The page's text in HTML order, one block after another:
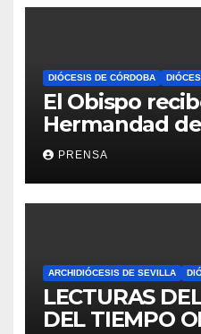
DIÓCESIS DE CÓRDOBA
El Obispo
Hermandad
PRENSA
ARCHIDIÓCESIS DE SEVILLA
LECTURAS
DEL TIEMPO